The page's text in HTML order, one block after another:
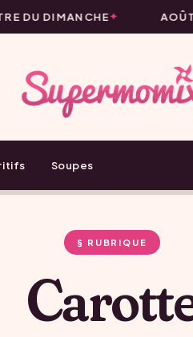
DU DIMANCHE
Soupes
§ RUBRIQUE